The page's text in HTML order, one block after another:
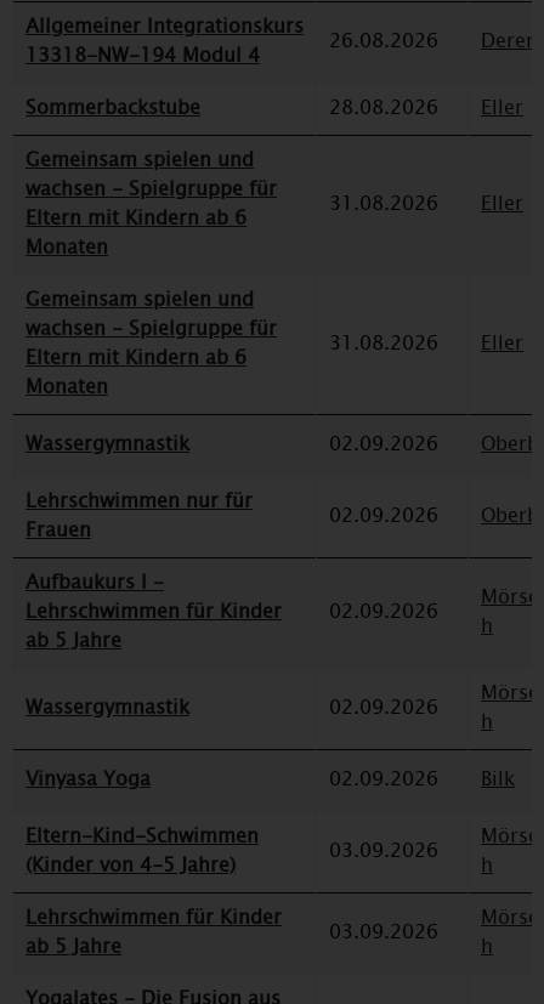
Allgemeiner Integrationskurs
13318-NW-194 Modul 4
26.08.2026
Sommerbackstube 28.08.2026
Eller
Gemeinsam spielen und
wachsen - Spielgruppe für
Eltern mit Kindern ab 6
Monaten
31.08.2026 Eller
Gemeinsam spielen und
wachsen - Spielgruppe für
Eltern mit Kindern ab 6
Monaten
31.08.2026 Eller
Wassergymnastik 02.09.2026
Lehrschwimmen nur für
Frauen
02.09.2026
Aufbaukurs I -
Lehrschwimmen für Kinder
ab 5 Jahre
02.09.2026
h
Wassergymnastik 02.09.2026
h
Vinyasa Yoga
02.09.2026
Bilk
Eltern-Kind-Schwimmen
(Kinder von 4-5 Jahre)
03.09.2026
h
Lehrschwimmen für Kinder
ab 5 Jahre
03.09.2026
h